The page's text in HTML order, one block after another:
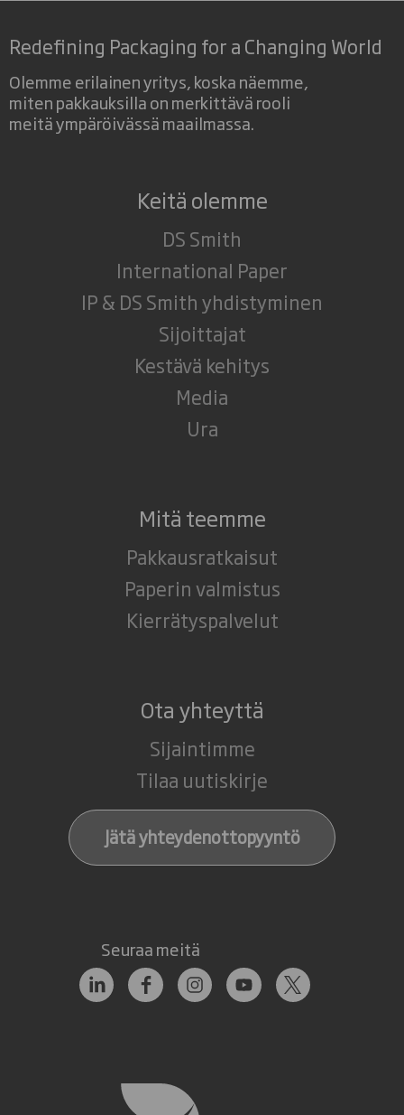
Redefining Packaging for a Changing World
Olemme erilainen yritys, koska näemme,
miten pakkauksilla on merkittävä rooli
meitä ympäröivässä maailmassa.
Keitä olemme
DS Smith
International Paper
IP & DS Smith yhdistyminen
Sijoittajat
Kestävä kehitys
Media
Ura
Mitä teemme
Pakkausratkaisut
Paperin valmistus
Kierrätyspalvelut
Ota yhteyttä
Sijaintimme
Tilaa uutiskirje
Jätä yhteydenottopyyntö
Seuraa meitä